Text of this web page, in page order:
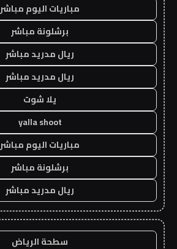
مباريات اليوم مباشر
برشلونة مباشر
ريال مدريد مباشر
ريال مدريد مباشر
يلا شوت
yalla shoot
مباريات اليوم مباشر
برشلونة مباشر
ريال مدريد مباشر
سطحة الرياض